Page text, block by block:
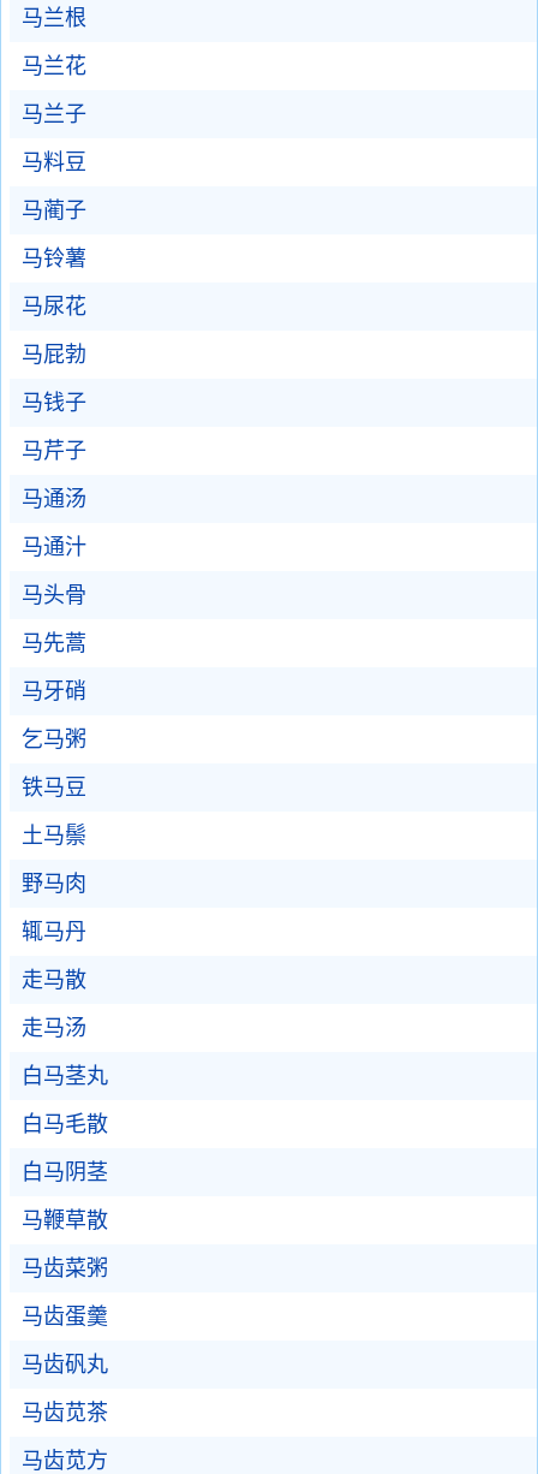
马兰根
马兰花
马兰子
马料豆
马蔺子
马铃薯
马尿花
马屁勃
马钱子
马芹子
马通汤
马通汁
马头骨
马先蒿
马牙硝
乞马粥
铁马豆
土马鬃
野马肉
辄马丹
走马散
走马汤
白马茎丸
白马毛散
白马阴茎
马鞭草散
马齿菜粥
马齿蛋羹
马齿矾丸
马齿苋茶
马齿苋方